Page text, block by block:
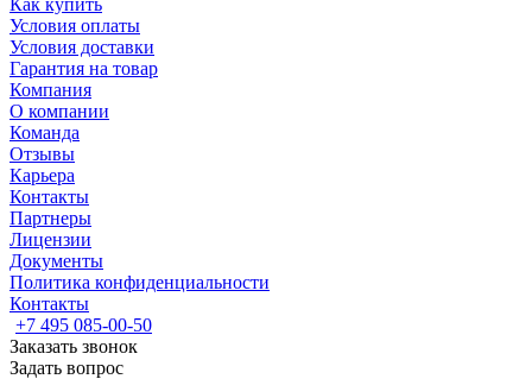
Как купить
Условия оплаты
Условия доставки
Гарантия на товар
Компания
О компании
Команда
Отзывы
Карьера
Контакты
Партнеры
Лицензии
Документы
Политика конфиденциальности
Контакты
+7 495 085-00-50
Заказать звонок
Задать вопрос